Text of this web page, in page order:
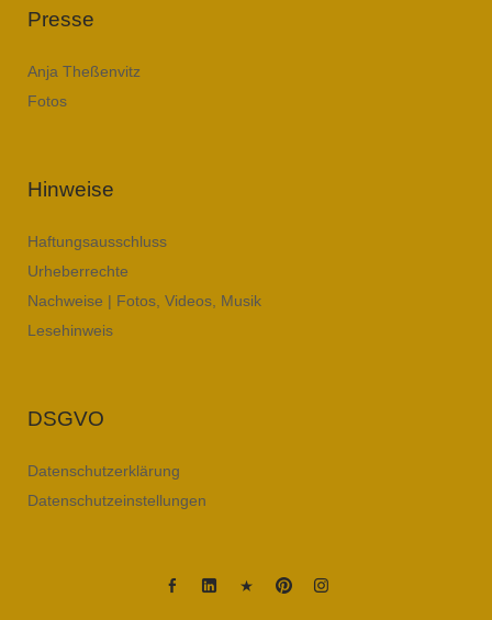
Presse
Anja Theßenvitz
Fotos
Hinweise
Haftungsausschluss
Urheberrechte
Nachweise | Fotos, Videos, Musik
Lesehinweis
DSGVO
Datenschutzerklärung
Datenschutzeinstellungen